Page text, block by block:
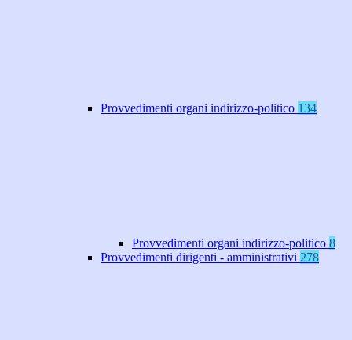
Provvedimenti organi indirizzo-politico 134
Provvedimenti organi indirizzo-politico 8
Provvedimenti dirigenti - amministrativi 278